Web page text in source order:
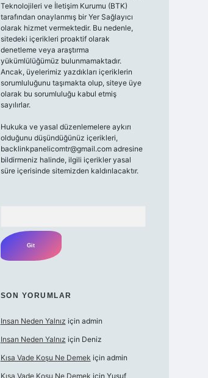
Teknolojileri ve İletişim Kurumu (BTK)
tarafından onaylanmış bir Yer Sağlayıcı
olarak hizmet vermektedir. Bu nedenle,
sitedeki içerikleri proaktif olarak
denetleme veya araştırma
yükümlülüğümüz bulunmamaktadır.
Ancak, üyelerimiz yazdıkları içeriklerin
sorumluluğunu taşımakta olup, siteye üye
olarak bu sorumluluğu kabul etmiş
sayılırlar.
Hukuka ve yasal düzenlemelere aykırı
olduğunu düşündüğünüz içerikleri,
backlinkpanelicomtr@gmail.comadresine
bildirmeniz halinde, ilgili içerikler yasal
süre içerisinde sitemizden kaldırılacaktır.
SON YORUMLAR
Insan Neden Yalnız için admin
Insan Neden Yalnız için Deniz
Kısa Vade Koşu Ne Demek için admin
Kısa Vade Koşu Ne Demek için Yusuf